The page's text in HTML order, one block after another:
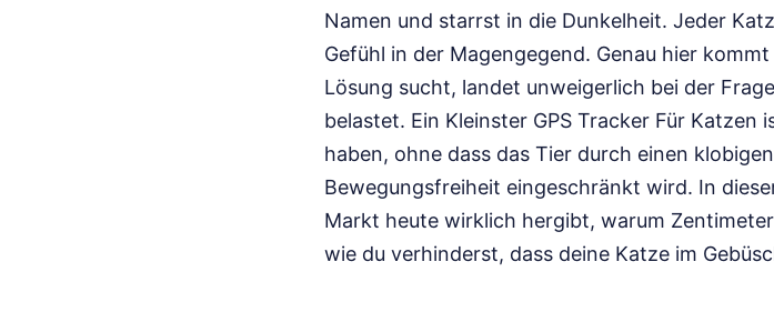
Namen und starrst in die Dunkelheit. Jeder
Gefühl in der Magengegend. Genau hier
Lösung sucht, landet unweigerlich bei der
belastet. Ein Kleinster GPS Tracker Für
haben, ohne dass das Tier durch einen
Bewegungsfreiheit eingeschränkt wird. In
Markt heute wirklich hergibt, warum
wie du verhinderst, dass deine Katze im